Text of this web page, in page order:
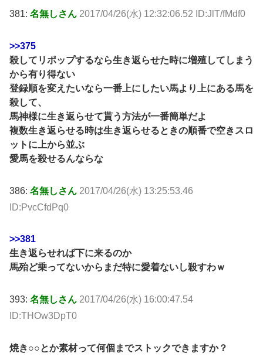
381: 名無しさん 2017/04/26(水) 12:32:06.52 ID:JlT/fMdf0
>>375
殺してリポップするなら生き返らせた時に増殖してしまう
から有り得ない
登録順を変えたいなら一番上にしたい馬より上にある馬を
殺して、
馬神様に生き返らせて貰う方法が一番簡単だよ
複数生き返らせる時は生き返らせるときの順番で空きスロ
ットに上から並ぶ
愛馬を殺せるんならな
386: 名無しさん 2017/04/26(水) 13:25:53.46
ID:PvcCfdPq0
>>381
生き返らせれば下に来るのか
馬殆ど乗ってないからまだ特に愛着ないし殺すわｗ
393: 名無しさん 2017/04/26(水) 16:00:47.54
ID:THOw3DpT0
焼き○○とか素材って何個までストックできますか？